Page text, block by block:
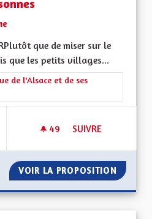
que de miser sur le
que les petits villages...
catégorie : L'attractivité
de l'Alsace et de ses
49 49 ABONNÉS
SUIVRE
VOIR LA PROPOSITION